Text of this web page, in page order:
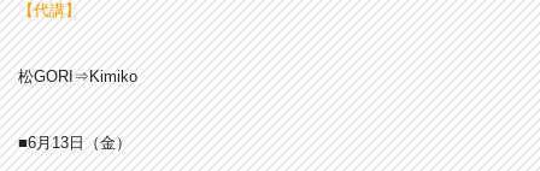
【代講】
松GORI⇒Kimiko
■6月13日（金）